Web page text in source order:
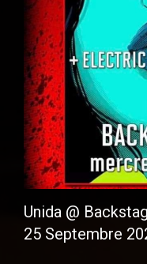
Unida @
25 Septembre